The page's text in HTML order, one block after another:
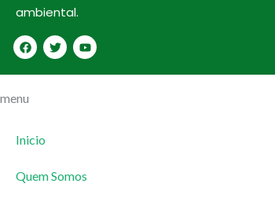
ambiental.
F
a
c
e
o
T
w
i
t
Y
o
u
t
menu
Inicio
Quem Somos